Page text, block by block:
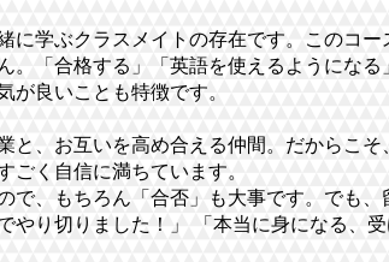
に学ぶクラスメイトの存在です。このコ
。「合格する」「英語を使えるようにな
が良いことも特徴です。
と、お互いを高め合える仲間。だからこ
ごく自信に満ちています。
で、もちろん「合否」も大事です。でも
やり切りました！」 「本当に身になる、